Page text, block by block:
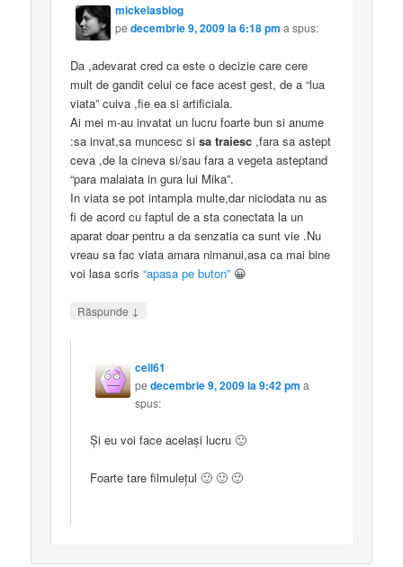
mickelasblog
pedecembrie 9, 2009 la 6:18 pm a spus:
Da ,adevarat cred ca este o decizie care cere
mult de gandit celui ce face acest gest, de a “lua
viata” cuiva ,fie ea si artificiala.
Ai mei m-au invatat un lucru foarte bun si anume
:sa invat,sa muncesc sisa traiesc ,fara sa astept
ceva ,de la cineva si/sau fara a vegeta asteptand
“para malaiata in gura lui Mika”.
In viata se pot intampla multe,dar niciodata nu as
fi de acord cu faptul de a sta conectata la un
aparat doar pentru a da senzatia ca sunt vie .Nu
vreau sa fac viata amara nimanui,asa ca mai bine
voi lasa scris“apasa pe buton” 😀
Răspunde ↓
cell61
pedecembrie 9, 2009 la 9:42 pm a
spus:
Și eu voi face același lucru 🙂
Foarte tare filmulețul 🙂 🙂 🙂